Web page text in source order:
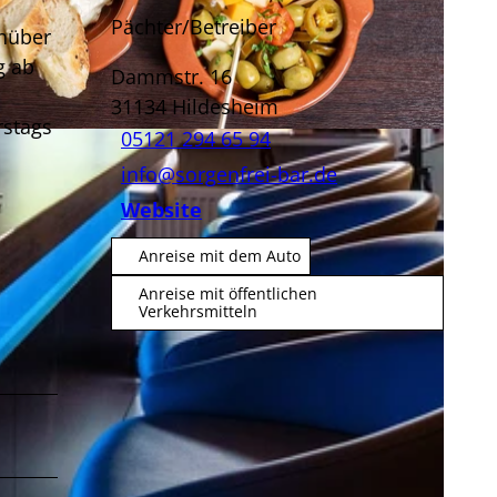
ab
Pächter/Betreiber
Dammstr. 16
31134Hildesheim
05121 294 65 94
info@sorgenfrei-bar.de
Website
Anreise mit dem Auto
Anreise mit öffentlichen
Verkehrsmitteln